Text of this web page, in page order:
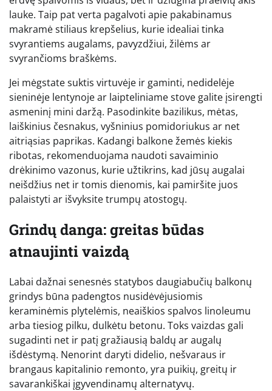
lauke. Taip pat verta pagalvoti apie pakabinamus
makramė stiliaus krepšelius, kurie idealiai tinka
svyrantiems augalams, pavyzdžiui, žilėms ar
svyrančioms braškėms.
Jei mėgstate suktis virtuvėje ir gaminti, nedidelėje
sieninėje lentynoje ar laipteliniame stove galite įsirengti
asmeninį mini daržą. Pasodinkite bazilikus, mėtas,
laiškinius česnakus, vyšninius pomidoriukus ar net
aitriąsias paprikas. Kadangi balkone žemės kiekis
ribotas, rekomenduojama naudoti savaiminio
drėkinimo vazonus, kurie užtikrins, kad jūsų augalai
neišdžius net ir tomis dienomis, kai pamiršite juos
palaistyti ar išvyksite trumpų atostogų.
Grindų danga: greitas būdas
atnaujinti vaizdą
Labai dažnai senesnės statybos daugiabučių balkonų
grindys būna padengtos nusidėvėjusiomis
keraminėmis plytelėmis, neaiškios spalvos linoleumu
arba tiesiog pilku, dulkėtu betonu. Toks vaizdas gali
sugadinti net ir patį gražiausią baldų ar augalų
išdėstymą. Nenorint daryti didelio, nešvaraus ir
brangaus kapitalinio remonto, yra puikių, greitų ir
savarankiškai įgyvendinamų alternatyvų.